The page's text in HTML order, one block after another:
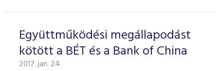
Együttműködési megállapodást
kötött a BÉT és a Bank of China
2017. jan. 24.